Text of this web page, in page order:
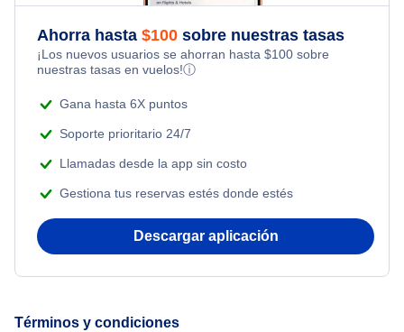
Flights Under $49
Flights Under $99
Flights Under $199
Adventure Vacations
Ahorra hasta $100 sobre nuestras tasas
¡Los nuevos usuarios se ahorran hasta $100 sobre
nuestras tasas en vuelos!ⓘ
Gana hasta 6X puntos
Soporte prioritario 24/7
Llamadas desde la app sin costo
Gestiona tus reservas estés donde estés
Descargar aplicación
Términos y condiciones